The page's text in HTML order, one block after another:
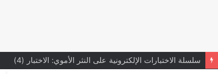
سلسلة الاختبارات الإلكترونية على النثر الأموي: الاختبار (4)